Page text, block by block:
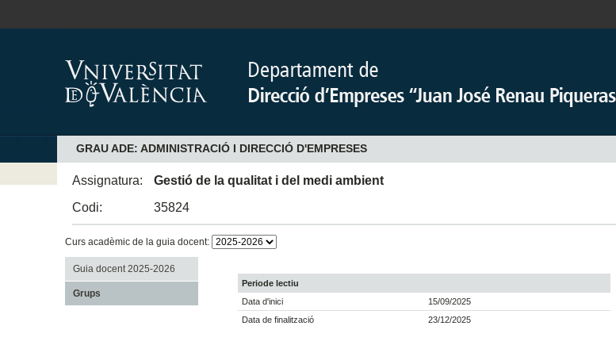
GRAU ADE: ADMINISTRACIÓ I DIRECCIÓ D'EMPRESES
Assignatura:
Gestió de la qualitat i del medi ambient
Codi:
35824
Curs acadèmic de la guia docent:
Guia docent 2025-2026
Grups
Periode lectiu
Data d'inici
15/09/2025
Data de finalització
23/12/2025